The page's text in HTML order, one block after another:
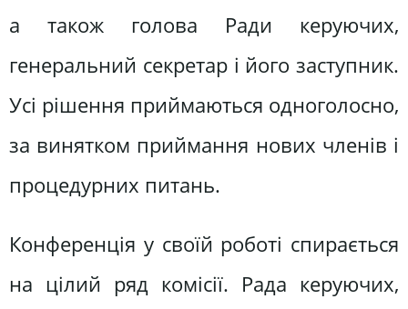
а також голова Ради керуючих,
генеральний секретар і його заступник.
Усі рішення приймаються одноголосно,
за винятком приймання нових членів і
процедурних питань.
Конференція у своїй роботі спирається
на цілий ряд комісії. Рада керуючих,